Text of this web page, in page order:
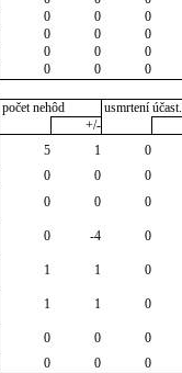
0 0 0
0 0 0
0 0 0
0 0 0
počet nehôd usmrtení účast.
+/-
5 1 0
0 0 0
0 0 0
0 -4 0
1 1 0
1 1 0
0 0 0
0 0 0